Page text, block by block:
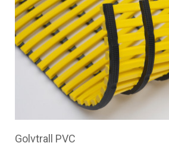
Golvtrall PVC